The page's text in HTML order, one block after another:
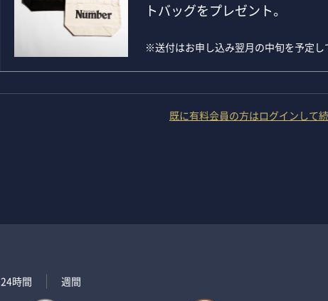
トバッグをプレゼント。
※送付はお申し込み翌月の中旬を予定し
既に有料会員の方はログインして
24時間 週間